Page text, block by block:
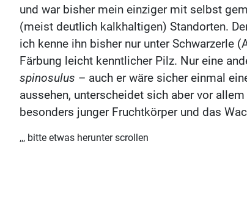
und war bisher mein einziger mit selbst
(meist deutlich kalkhaltigen) Standorten.
ich kenne ihn bisher nur unter Schwarzerle
Färbung leicht kenntlicher Pilz. Nur eine
spinosulus – auch er wäre sicher einmal
aussehen, unterscheidet sich aber vor
besonders junger Fruchtkörper und das
,,, bitte etwas herunter scrollen